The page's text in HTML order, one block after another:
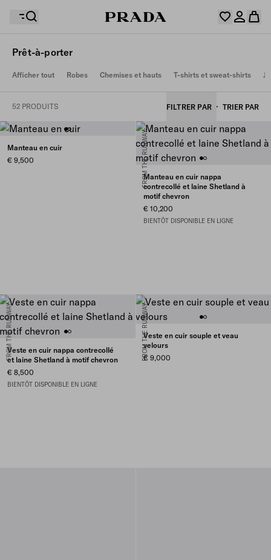
Désolé, votre panier est vide
Désolé, votre panier est vide
Connectez-vous ou créez un compte personnel.
enregistrez vos articles favoris et créez votre sélection
ici.
Connectez-vous ou créez un compte personnel.
Prêt-à-porter
Afficher tout Robes Chemises et hauts T-shirts et sweat-shirts
52 PRODUITS FILTRER PAR TRIER PAR
Manteau en cuir
€ 9,500
FROM THE RUNWAY
Manteau en cuir nappa
contrecollé et laine Shetland à
motif chevron
€ 10,200
BIENTÔT DISPONIBLE EN LIGNE
FROM THE RUNWAY
Veste en cuir nappa contrecollé
et laine Shetland à motif chevron
€ 8,500
BIENTÔT DISPONIBLE EN LIGNE
FROM THE RUNWAY
Veste en cuir souple et veau
velours
€ 9,000